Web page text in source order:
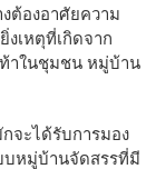
ต้องอาศัยความ
เหตุที่เกิดจาก
าในชุมชน หมู่บ้าน
จะได้รับการมอง
บหมู่บ้านจัดสรรที่มี